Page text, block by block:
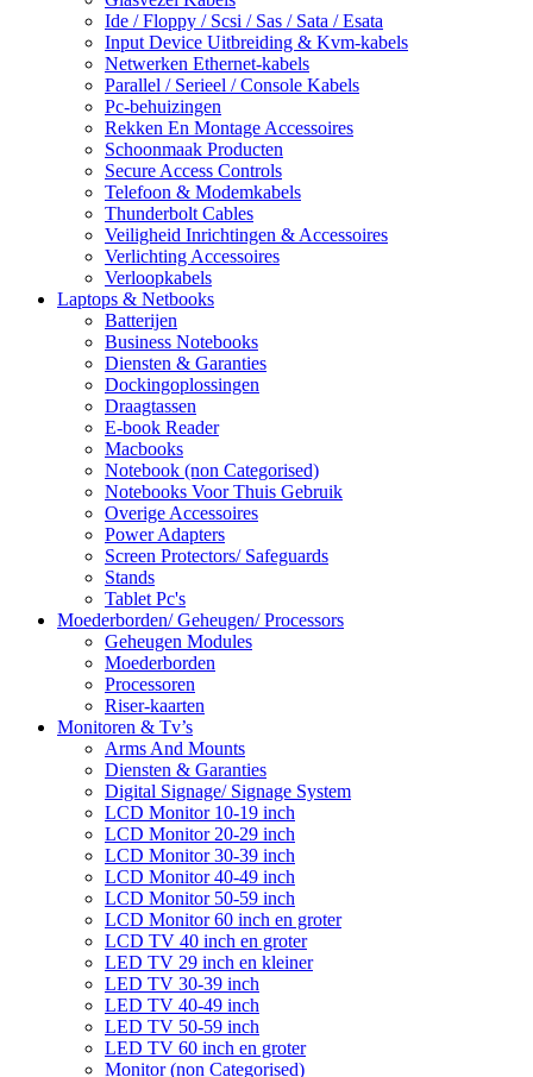
Ide / Floppy / Scsi / Sas / Sata / Esata
Input Device Uitbreiding & Kvm-kabels
Netwerken Ethernet-kabels
Parallel / Serieel / Console Kabels
Pc-behuizingen
Rekken En Montage Accessoires
Schoonmaak Producten
Secure Access Controls
Telefoon & Modemkabels
Thunderbolt Cables
Veiligheid Inrichtingen & Accessoires
Verlichting Accessoires
Verloopkabels
Laptops & Netbooks
Batterijen
Business Notebooks
Diensten & Garanties
Dockingoplossingen
Draagtassen
E-book Reader
Macbooks
Notebook (non Categorised)
Notebooks Voor Thuis Gebruik
Overige Accessoires
Power Adapters
Screen Protectors/ Safeguards
Stands
Tablet Pc's
Moederborden/ Geheugen/ Processors
Geheugen Modules
Moederborden
Processoren
Riser-kaarten
Monitoren & Tv’s
Arms And Mounts
Diensten & Garanties
Digital Signage/ Signage System
LCD Monitor 10-19 inch
LCD Monitor 20-29 inch
LCD Monitor 30-39 inch
LCD Monitor 40-49 inch
LCD Monitor 50-59 inch
LCD Monitor 60 inch en groter
LCD TV 40 inch en groter
LED TV 29 inch en kleiner
LED TV 30-39 inch
LED TV 40-49 inch
LED TV 50-59 inch
LED TV 60 inch en groter
Monitor (non Categorised)